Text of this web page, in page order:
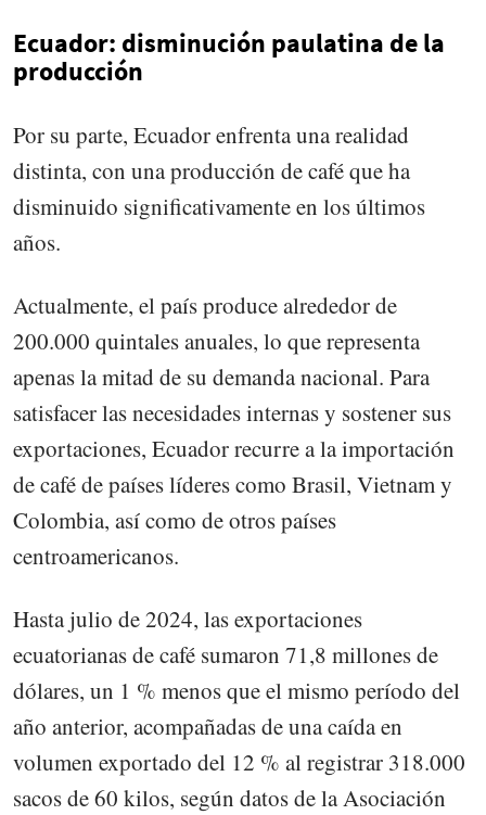
Ecuador: disminución paulatina de la
producción
Por su parte, Ecuador enfrenta una realidad
distinta, con una producción de café que ha
disminuido significativamente en los últimos
años.
Actualmente, el país produce alrededor de
200.000 quintales anuales, lo que representa
apenas la mitad de su demanda nacional. Para
satisfacer las necesidades internas y sostener sus
exportaciones, Ecuador recurre a la importación
de café de países líderes como Brasil, Vietnam y
Colombia, así como de otros países
centroamericanos.
Hasta julio de 2024, las exportaciones
ecuatorianas de café sumaron 71,8 millones de
dólares, un 1 % menos que el mismo período del
año anterior, acompañadas de una caída en
volumen exportado del 12 % al registrar 318.000
sacos de 60 kilos, según datos de la Asociación